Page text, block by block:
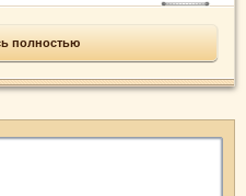
полностью